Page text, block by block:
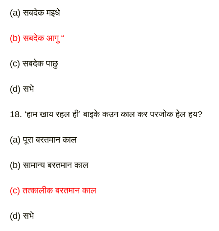
(a) सबदेक मइधे
(b) सबदेक आगु “
(c) सबदेक पाछु
(d) सभे
18. ‘हाम खाय रहल ही’ बाइके कउन काल कर परजोक हेल हय?
(a) पूरा बरतमान काल
(b) सामान्य बरतमान काल
(c) तत्कालीक बरतमान काल
(d) सभे